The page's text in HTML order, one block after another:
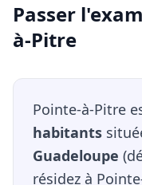
Passer
à-Pitre
Pointe-à-Pitre
habitants
Guadeloupe
résidez à